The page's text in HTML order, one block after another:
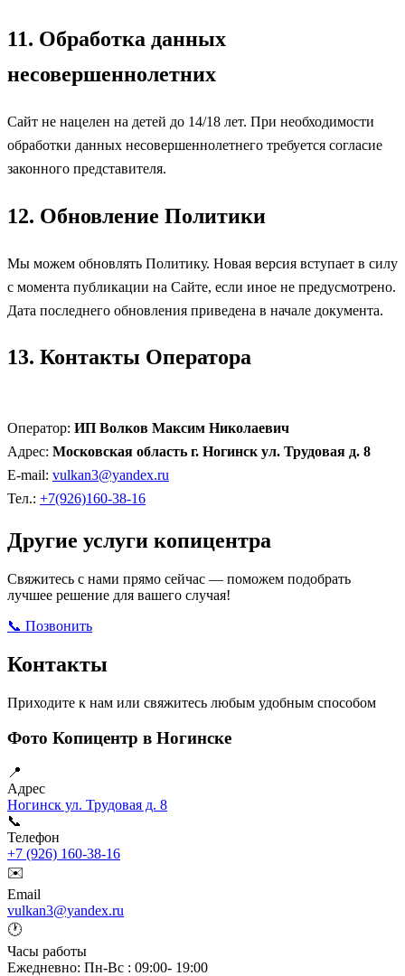
11. Обработка данных
несовершеннолетних
Сайт не нацелен на детей до 14/18 лет. При необходимости
обработки данных несовершеннолетнего требуется согласие
законного представителя.
12. Обновление Политики
Мы можем обновлять Политику. Новая версия вступает в силу
с момента публикации на Сайте, если иное не предусмотрено.
Дата последнего обновления приведена в начале документа.
13. Контакты Оператора
Оператор: ИП Волков Максим Николаевич
Адрес: Московская область г. Ногинск ул. Трудовая д. 8
E-mail: vulkan3@yandex.ru
Тел.: +7(926)160-38-16
Другие услуги копицентра
Свяжитесь с нами прямо сейчас — поможем подобрать
лучшее решение для вашего случая!
📞 Позвонить
Контакты
Приходите к нам или свяжитесь любым удобным способом
Фото Копицентр в Ногинске
📍
Адрес
Ногинск ул. Трудовая д. 8
📞
Телефон
+7 (926) 160-38-16
✉️
Email
vulkan3@yandex.ru
🕐
Часы работы
Ежедневно: Пн-Вс : 09:00- 19:00